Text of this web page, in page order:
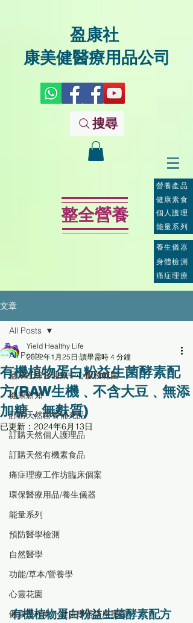
盈康社
康美健醫療用品公司
搜尋
整全營養
營養產品
個人護理
能量系列
健康素食
養生儀器
身體檢測
痛症理療
文章
All Posts
盈康社綜合理療中心服務範圍
健康新知
訂購天然營養補充品
訂購天然個人護理品
訂購天然有機素食品
痛症理療工作坊臨床個案
環保醫療用品/養生儀器
能量系列
預防醫學檢測
自然醫學
功能/草本/營養學
心靈花園
健康工作坊、健康專題講座重温
All Posts
有機植物蛋白粉益生菌酵素配
方(RAW生機﹑不含大豆﹑無添
加糖﹑無麩質)
Yield Healthy Life
2022年1月25日 讀畢需時 4 分鐘
已更新： 2024年6月13日
有機植物蛋白粉益生菌酵素配方